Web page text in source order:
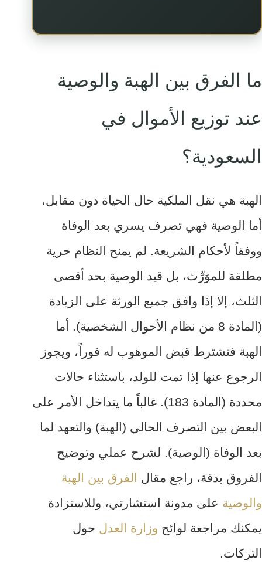
ما الفرق بين الهبة والوصية
عند توزيع الأموال في
السعودية؟
الهبة هي نقل الملكية حال الحياة دون مقابل،
أما الوصية فهي تصرف يسري بعد الوفاة
ووفقاً لأحكام الشريعة. لم يمنح النظام حرية
مطلقة للموَرِّث، بل قيد الوصية بحد أقصى
الثلث، إلا إذا وافق جميع الورثة على الزيادة
(المادة 8 من نظام الأحوال الشخصية). أما
الهبة فتشترط قبض الموهوب له فوراً، ويجوز
الرجوع عنها إذا تمت للولد، باستثناء حالات
محددة (المادة 183). غالباً ما يتداخل الأمر على
البعض بين التصرف الحالي (الهبة) والتعهد لما
بعد الوفاة (الوصية). لشرح عملي وتوضيح
الفروق بدقة، راجع مقال
الفرق بين الهبة
والوصية على مدونة استشارتي، وللاستزادة
يمكنك مراجعة لوائح وزارة العدل حول
التركات.